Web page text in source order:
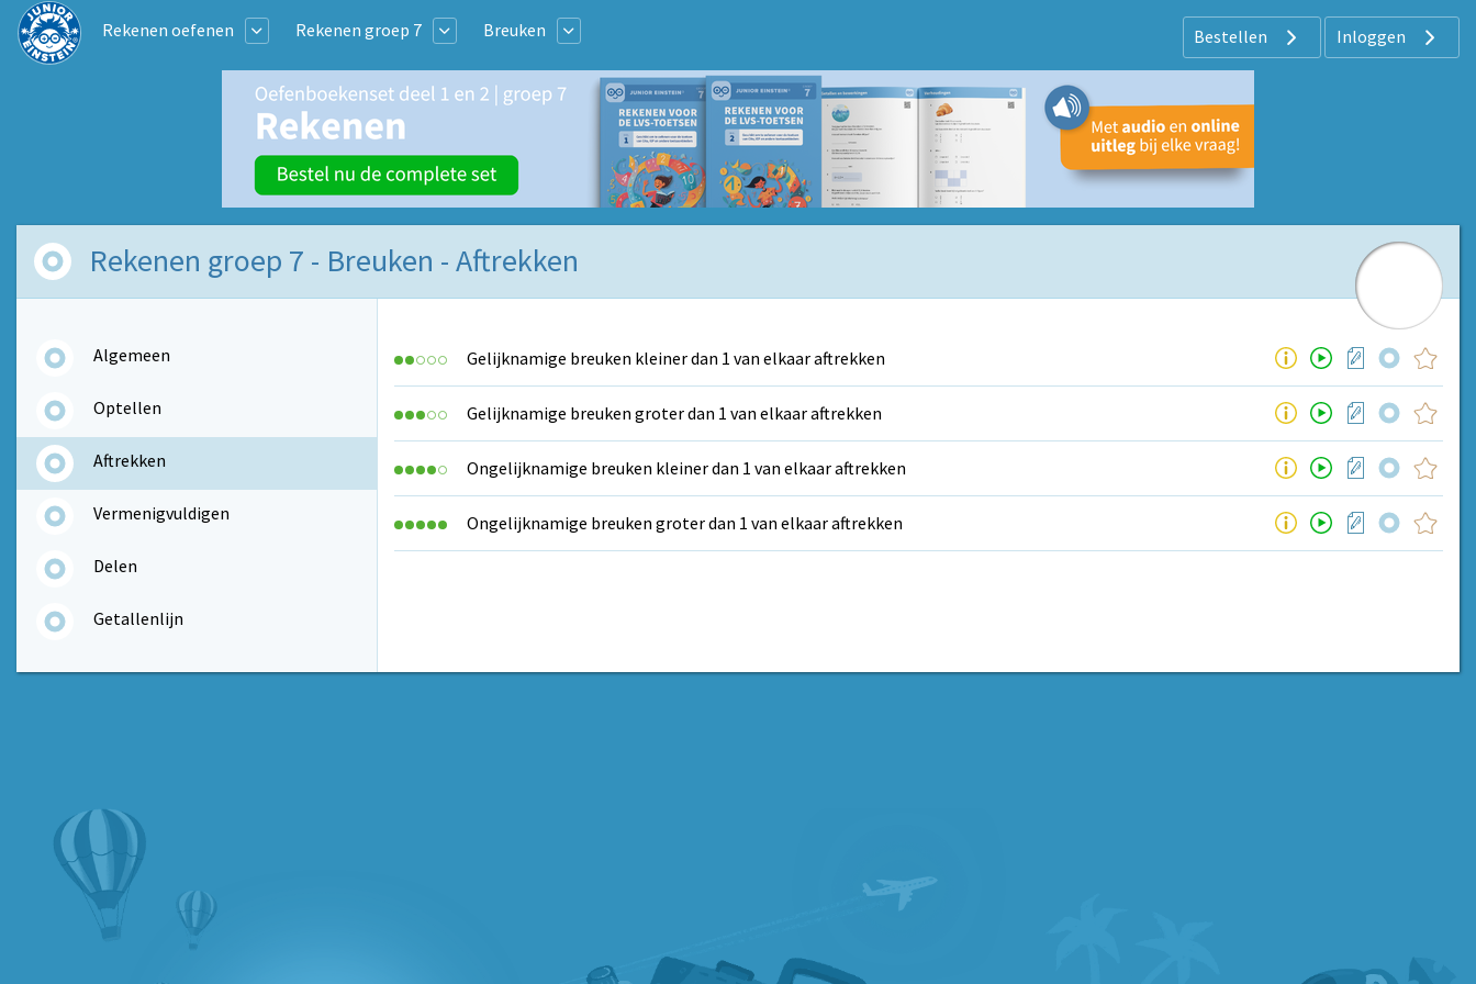
Rekenen oefenen Rekenen groep 7 Breuken Bestellen Inloggen
Rekenen groep 7 - Breuken - Aftrekken
Algemeen
Optellen
Aftrekken
Vermenigvuldigen
Delen
Getallenlijn
Gelijknamige breuken kleiner dan 1 van elkaar aftrekken
Gelijknamige breuken groter dan 1 van elkaar aftrekken
Ongelijknamige breuken kleiner dan 1 van elkaar aftrekken
Ongelijknamige breuken groter dan 1 van elkaar aftrekken